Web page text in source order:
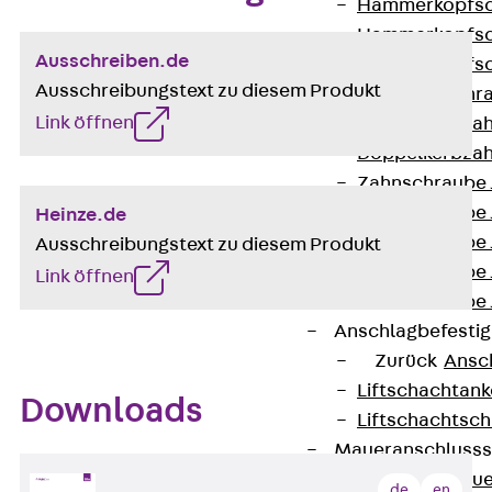
Zahnschraube
Zahnschraube
Zahnschraube
Zahnschraube
Zahnschraube
Zurück
Zurück
Ausschreiben.de
Ausschreibungstext zu diesem Produkt
Link öffnen
Heinze.de
Ausschreibungstext zu diesem Produkt
Link öffnen
Downloads